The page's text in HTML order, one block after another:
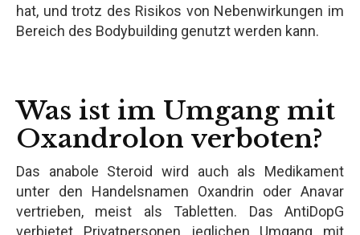
hat, und trotz des Risikos von Nebenwirkungen im
Bereich des Bodybuilding genutzt werden kann.
Was ist im Umgang mit
Oxandrolon verboten?
Das anabole Steroid wird auch als Medikament
unter den Handelsnamen Oxandrin oder Anavar
vertrieben, meist als Tabletten. Das AntiDopG
verbietet Privatpersonen jeglichen Umgang mit